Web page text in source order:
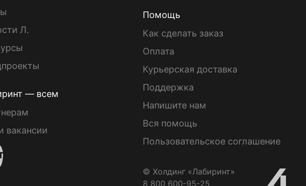
Л.
— всем
вакансии
Помощь
Как сделать заказ
Оплата
Курьерская доставка
Поддержка
Напишите нам
Вся помощь
Пользовательское соглашение
© Холдинг «Лабиринт»
8 800 600-95-25